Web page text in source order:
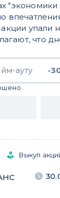
"экономики
акции упали
что
ауту -
Выкуп